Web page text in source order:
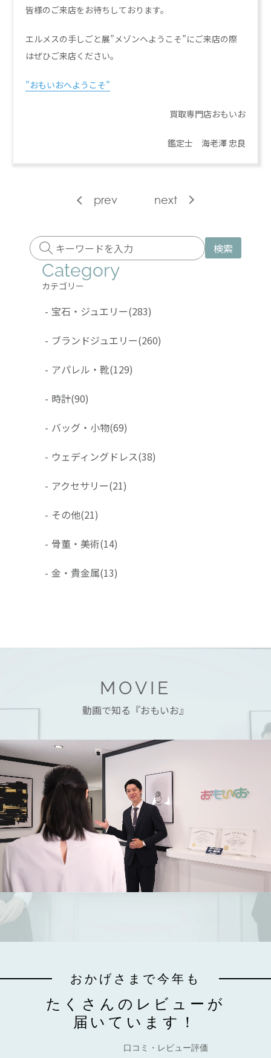
皆様のご来店をお待ちしております。
エルメスの手しごと展”メゾンへようこそ”にご来店の際
はぜひご来店ください。
”おもいおへようこそ”
買取専門店おもいお
鑑定士 海老澤 忠良
prev next
検索
Category
カテゴリー
- 宝石・ジュエリー(283)
- ブランドジュエリー(260)
- アパレル・靴(129)
- 時計(90)
- バッグ・小物(69)
- ウェディングドレス(38)
- アクセサリー(21)
- その他(21)
- 骨董・美術(14)
- 金・貴金属(13)
MOVIE
動画で知る『おもいお』
おかげさまで今年も
たくさんのレビューが
届いています！
口コミ・レビュー評価